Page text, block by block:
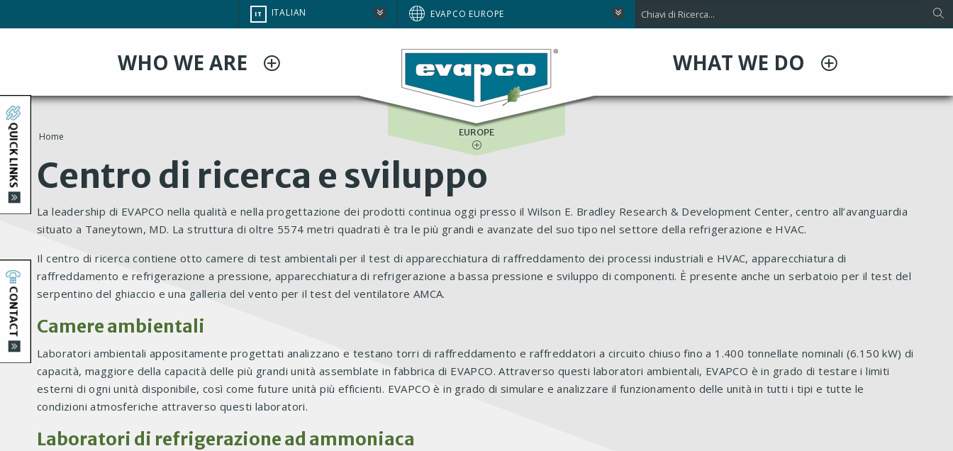
al
CHANGE
SITE
IT ITALIAN EVAPCO EUROPE
WHO WE ARE WHAT WE DO
BRAZIL
NORTH AMERICA
SOUTH AFRICA
EUROPE
You
are
here
Home
Centro di ricerca e sviluppo
La leadership di EVAPCO nella qualità e nella progettazione dei prodotti continua oggi presso il Wilson E. Bradley Research & Development Center, centro all’avanguardia
situato a Taneytown, MD. La struttura di oltre 5574 metri quadrati è tra le più grandi e avanzate del suo tipo nel settore della refrigerazione e HVAC.
Il centro di ricerca contiene otto camere di test ambientali per il test di apparecchiatura di raffreddamento dei processi industriali e HVAC, apparecchiatura di
raffreddamento e refrigerazione a pressione, apparecchiatura di refrigerazione a bassa pressione e sviluppo di componenti. È presente anche un serbatoio per il test del
serpentino del ghiaccio e una galleria del vento per il test del ventilatore AMCA.
Camere ambientali
Laboratori ambientali appositamente progettati analizzano e testano torri di raffreddamento e raffreddatori a circuito chiuso fino a 1.400 tonnellate nominali (6.150 kW) di
capacità, maggiore della capacità delle più grandi unità assemblate in fabbrica di EVAPCO. Attraverso questi laboratori ambientali, EVAPCO è in grado di testare i limiti
esterni di ogni unità disponibile, così come future unità più efficienti. EVAPCO è in grado di simulare e analizzare il funzionamento delle unità in tutti i tipi e tutte le
condizioni atmosferiche attraverso questi laboratori.
Laboratori di refrigerazione ad ammoniaca
QUICK LINKS
CONTACT